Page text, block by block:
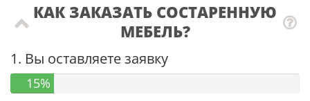
КАК ЗАКАЗАТЬ СОСТАРЕННУЮ
МЕБЕЛЬ?
1. Вы оставляете заявку
15%